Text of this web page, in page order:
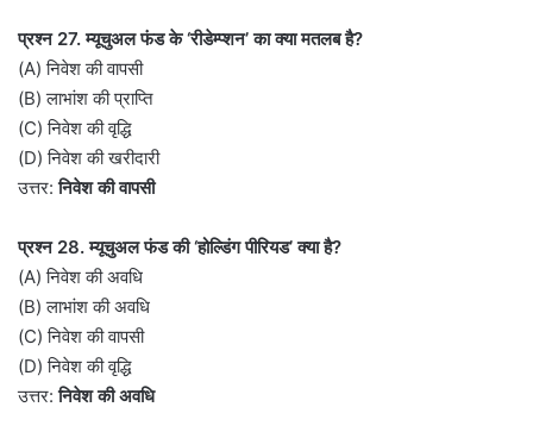
प्रश्न 27. म्यूचुअल फंड के ‘रीडेम्प्शन’ का क्या मतलब है?
(A) निवेश की वापसी
(B) लाभांश की प्राप्ति
(C) निवेश की वृद्धि
(D) निवेश की खरीदारी
उत्तर:निवेश की वापसी
प्रश्न 28. म्यूचुअल फंड की ‘होल्डिंग पीरियड’ क्या है?
(A) निवेश की अवधि
(B) लाभांश की अवधि
(C) निवेश की वापसी
(D) निवेश की वृद्धि
उत्तर:निवेश की अवधि